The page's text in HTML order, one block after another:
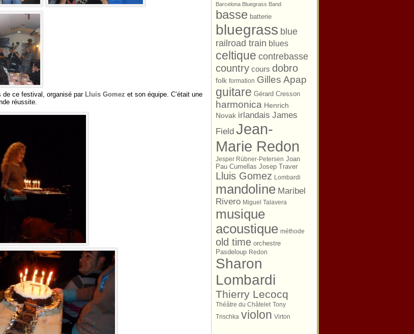
de ce festival, organisé par Lluis Gomez et son équipe. C’était une
réussite.
Barcelona Bluegrass Band
basse batterie
bluegrass blue
railroad train blues
celtique contrebasse
country cours dobro
folk formation Gilles Apap
guitare Gérard Cresson
harmonica Henrich
Novak irlandais James
Field Jean-
Marie Redon
Jesper Rübner-Petersen Joan
Pau Cumellas Josep Traver
Lluis Gomez Lombardi
mandoline Maribel
Rivero Miguel Talavera
musique
acoustique méthode
old time orchestre
Pasdeloup Redon
Sharon
Lombardi
Thierry Lecocq
Théâtre du Châtelet Tony
Trischka violon Virton